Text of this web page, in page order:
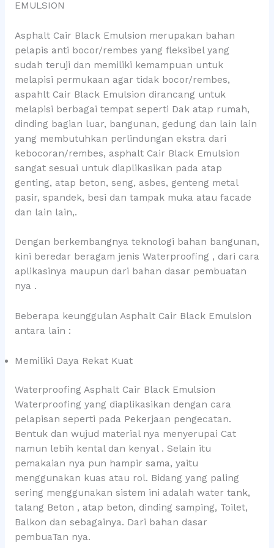
EMULSION
Asphalt Cair Black Emulsion merupakan bahan
pelapis anti bocor/rembes yang fleksibel yang
sudah teruji dan memiliki kemampuan untuk
melapisi permukaan agar tidak bocor/rembes,
aspahlt Cair Black Emulsion dirancang untuk
melapisi berbagai tempat seperti Dak atap rumah,
dinding bagian luar, bangunan, gedung dan lain lain
yang membutuhkan perlindungan ekstra dari
kebocoran/rembes, asphalt Cair Black Emulsion
sangat sesuai untuk diaplikasikan pada atap
genting, atap beton, seng, asbes, genteng metal
pasir, spandek, besi dan tampak muka atau facade
dan lain lain,.
Dengan berkembangnya teknologi bahan bangunan,
kini beredar beragam jenis Waterproofing , dari cara
aplikasinya maupun dari bahan dasar pembuatan
nya .
Beberapa keunggulan Asphalt Cair Black Emulsion
antara lain :
Memiliki Daya Rekat Kuat
Waterproofing Asphalt Cair Black Emulsion
Waterproofing yang diaplikasikan dengan cara
pelapisan seperti pada Pekerjaan pengecatan.
Bentuk dan wujud material nya menyerupai Cat
namun lebih kental dan kenyal . Selain itu
pemakaian nya pun hampir sama, yaitu
menggunakan kuas atau rol. Bidang yang paling
sering menggunakan sistem ini adalah water tank,
talang Beton , atap beton, dinding samping, Toilet,
Balkon dan sebagainya. Dari bahan dasar
pembuaTan nya.